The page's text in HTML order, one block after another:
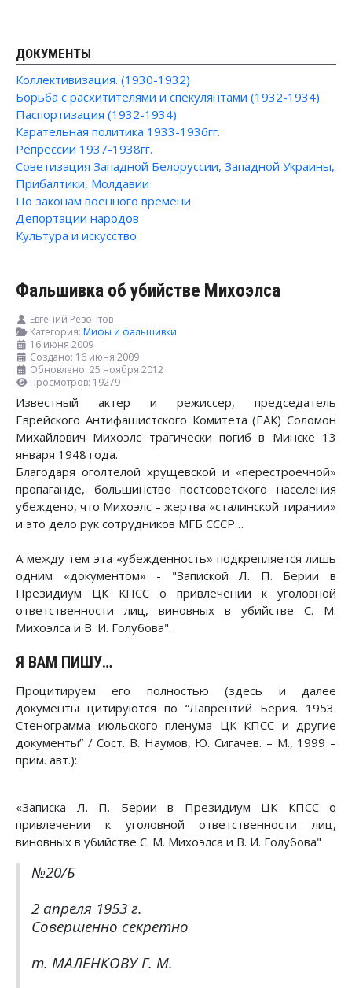
ДОКУМЕНТЫ
Коллективизация. (1930-1932)
Борьба с расхитителями и спекулянтами (1932-1934)
Паспортизация (1932-1934)
Карательная политика 1933-1936гг.
Репрессии 1937-1938гг.
Советизация Западной Белоруссии, Западной Украины,
Прибалтики, Молдавии
По законам военного времени
Депортации народов
Культура и искусство
Фальшивка об убийстве Михоэлса
Евгений Резонтов
Категория: Мифы и фальшивки
16 июня 2009
Создано: 16 июня 2009
Обновлено: 25 ноября 2012
Просмотров: 19279
Известный актер и режиссер, председатель
Еврейского Антифашистского Комитета (ЕАК) Соломон
Михайлович Михоэлс трагически погиб в Минске 13
января 1948 года.
Благодаря оголтелой хрущевской и «перестроечной»
пропаганде, большинство постсоветского населения
убеждено, что Михоэлс – жертва «сталинской тирании»
и это дело рук сотрудников МГБ СССР…
А между тем эта «убежденность» подкрепляется лишь
одним «документом» - "Запиской Л. П. Берии в
Президиум ЦК КПСС о привлечении к уголовной
ответственности лиц, виновных в убийстве С. М.
Михоэлса и В. И. Голубова".
Я ВАМ ПИШУ…
Процитируем его полностью (здесь и далее
документы цитируются по “Лаврентий Берия. 1953.
Стенограмма июльского пленума ЦК КПСС и другие
документы” / Сост. В. Наумов, Ю. Сигачев. – М., 1999 –
прим. авт.):
«Записка Л. П. Берии в Президиум ЦК КПСС о
привлечении к уголовной ответственности лиц,
виновных в убийстве С. М. Михоэлса и В. И. Голубова"
№20/Б
2 апреля 1953 г.
Совершенно секретно
т. МАЛЕНКОВУ Г. М.